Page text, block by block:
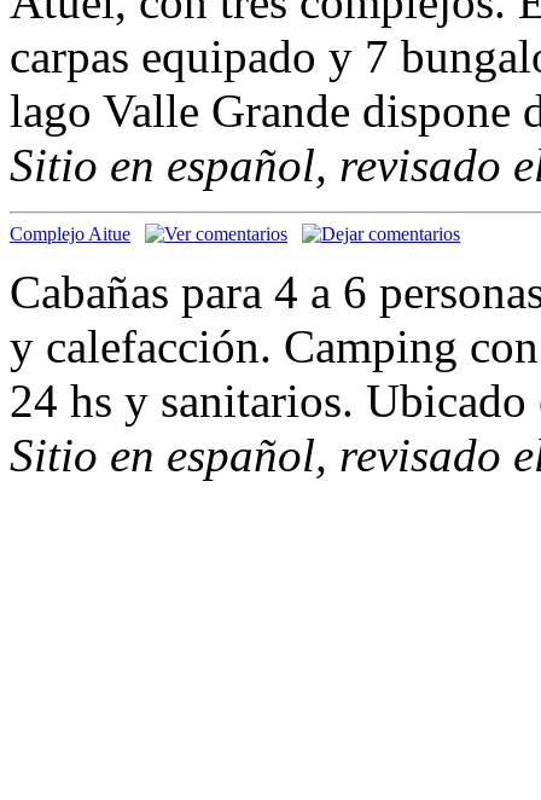
carpas equipado y 7
lago Valle Grande dispone
Sitio en español, revisado
Complejo Aitue
Cabañas para 4 a 6
y calefacción. Camping
24 hs y sanitarios.
Sitio en español, revisado